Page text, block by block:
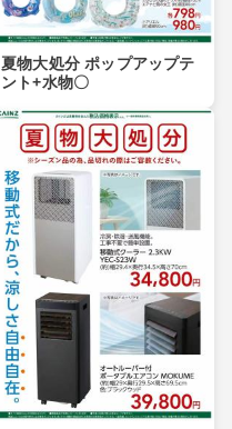
夏物大処分 ポップアップテ
ント+水物〇